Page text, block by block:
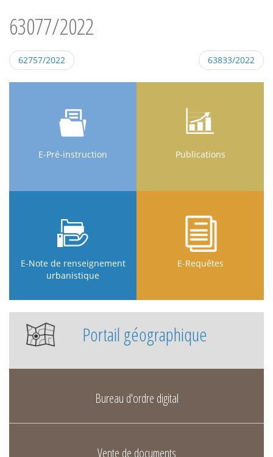
63077/2022
62757/2022 63833/2022
E-Pré-instruction Publications
E-Note de renseignement
urbanistique
E-Requêtes
Portail géographique
Bureau d'ordre digital
Vente de documents